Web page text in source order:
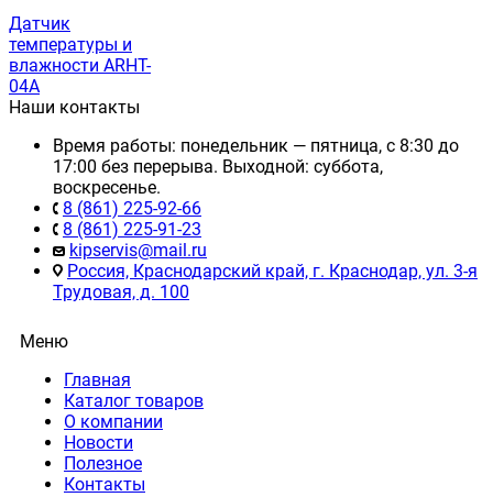
Датчик
температуры и
влажности ARHT-
04A
Наши контакты
Время работы: понедельник — пятница, с 8:30 до
17:00 без перерыва. Выходной: суббота,
воскресенье.
8 (861) 225-92-66
8 (861) 225-91-23
kipservis@mail.ru
Россия, Краснодарский край, г. Краснодар, ул. 3-я
Трудовая, д. 100
Меню
Главная
Каталог товаров
О компании
Новости
Полезное
Контакты